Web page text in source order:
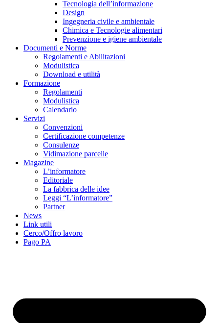
Tecnologia dell’informazione
Design
Ingegneria civile e ambientale
Chimica e Tecnologie alimentari
Prevenzione e igiene ambientale
Documenti e Norme
Regolamenti e Abilitazioni
Modulistica
Download e utilità
Formazione
Regolamenti
Modulistica
Calendario
Servizi
Convenzioni
Certificazione competenze
Consulenze
Vidimazione parcelle
Magazine
L’informatore
Editoriale
La fabbrica delle idee
Leggi “L’informatore”
Partner
News
Link utili
Cerco/Offro lavoro
Pago PA